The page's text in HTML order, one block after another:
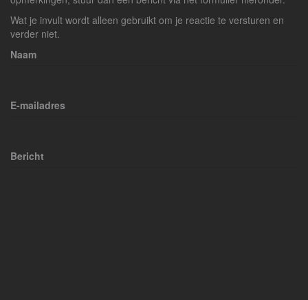
Wat je invult wordt alleen gebruikt om je reactie te versturen en
verder niet.
Naam
E-mailadres
Bericht